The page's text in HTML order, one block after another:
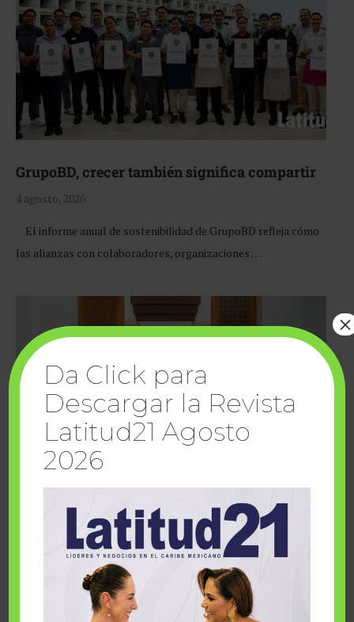
GrupoBD, crecer también significa compartir
4 agosto, 2026
El informe anual de sostenibilidad de GrupoBD refleja cómo
las alianzas con colaboradores, organizaciones …
Cuando la solidaridad inspira; cumplen
sueños Fairmont Mayakoba y Make-A-Wish
Da Click para
Descargar la Revista
Latitud21 Agosto
2026
×